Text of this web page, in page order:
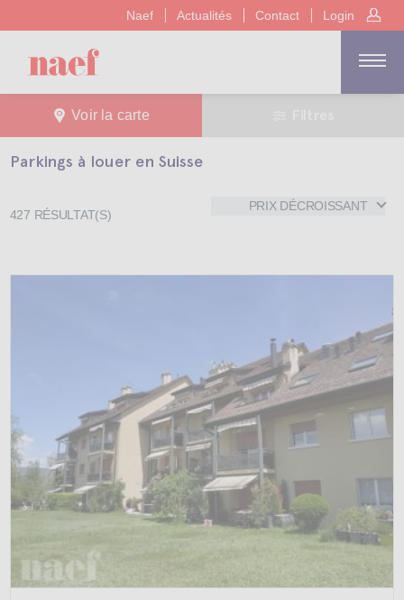
Naef Actualités Contact Login
Voir la carte
Parkings à louer en Suisse
427 RÉSULTAT(S)
PRIX DÉCROISSANT